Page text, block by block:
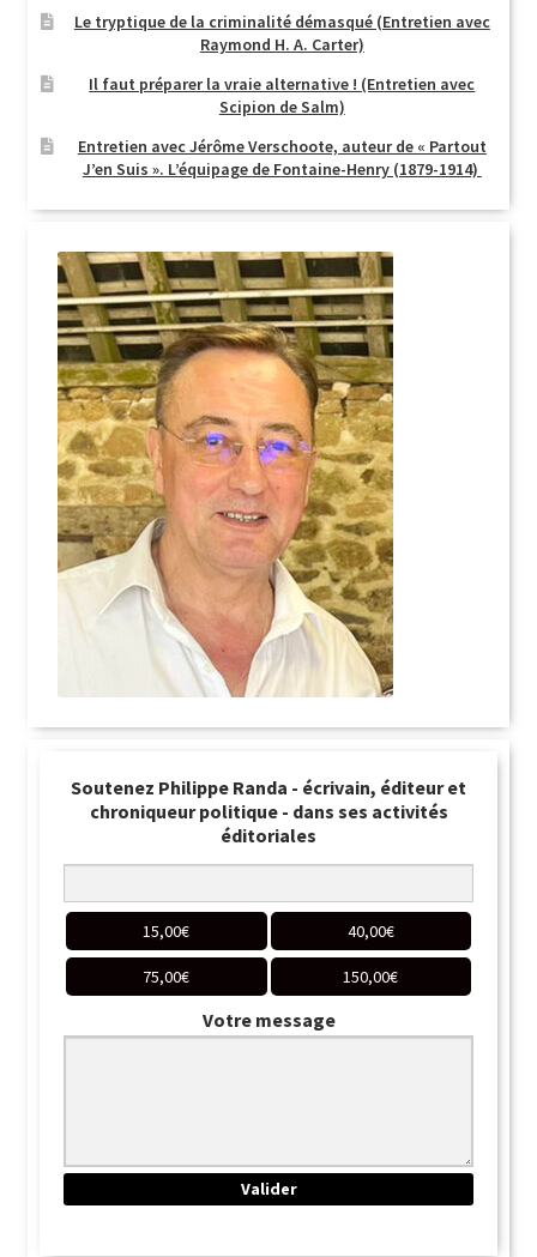
Le tryptique de la criminalité démasqué (Entretien avec
Raymond H. A. Carter)
Il faut préparer la vraie alternative ! (Entretien avec
Scipion de Salm)
Entretien avec Jérôme Verschoote, auteur de « Partout
J’en Suis ». L’équipage de Fontaine-Henry (1879-1914)
Soutenez Philippe Randa - écrivain, éditeur et
chroniqueur politique - dans ses activités
éditoriales
15,00€ 40,00€
75,00€ 150,00€
Votre message